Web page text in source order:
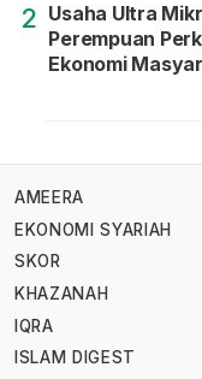
2 Usaha Ultra
Perempuan
Ekonomi
AMEERA
EKONOMI SYARIAH
SKOR
KHAZANAH
IQRA
ISLAM DIGEST